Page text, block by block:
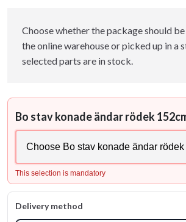
Choose whether the package should
the online warehouse or picked up in a
selected parts are in stock.
Bo stav konade ändar rödek
This selection is mandatory
Delivery method